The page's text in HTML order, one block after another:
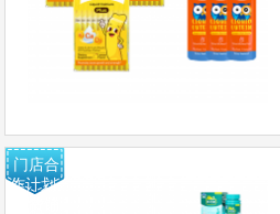
门店合
作计划-